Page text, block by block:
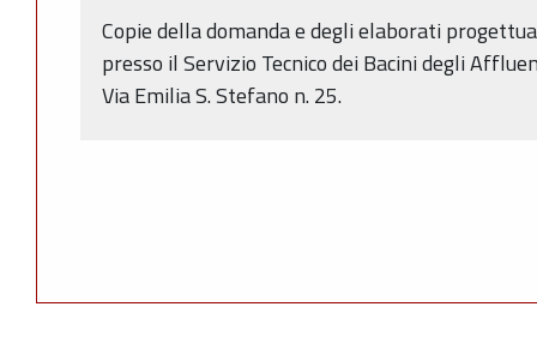
Copie della domanda e degli elaborati
presso il Servizio Tecnico dei Bacini degli
Via Emilia S. Stefano n. 25.